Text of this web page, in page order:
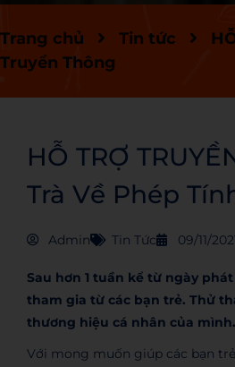
Trang chủ Tin tức
Truyền Thông
HỖ TRỢ
Trà Về Phép
Admin Tin Tức 09/11/
Sau hơn 1 tuần kể từ ngày
tham gia từ các bạn trẻ. Thử
thương hiệu cá nhân của mình.
Với mong muốn giúp các bạn